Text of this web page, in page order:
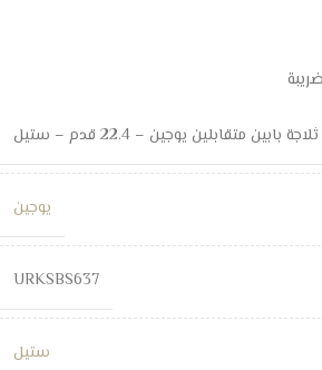
ثلاجة بابين متقابلين يوجين – 22.4 قدم – ستيل
يوجين
URKSBS637
ستيل